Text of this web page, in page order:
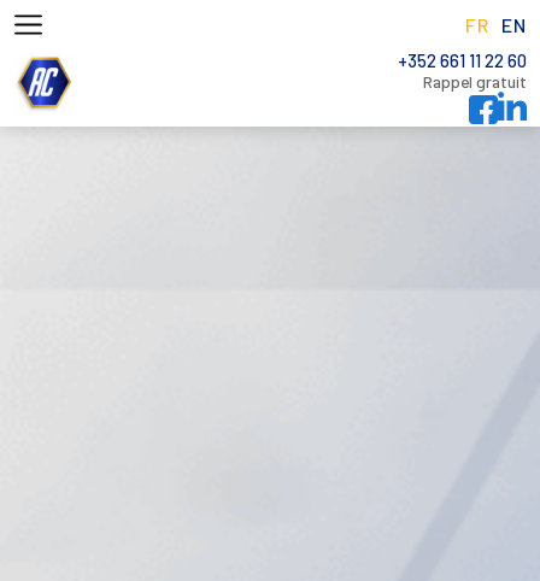
FR EN
+352 661 11 22 60
Rappel gratuit